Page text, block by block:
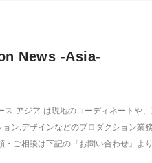
News -Asia-
ス-アジア-は現地のコーディネートや
ン,デザインなどのプロダクション業
・ご相談は下記の『お問い合わせ』よ